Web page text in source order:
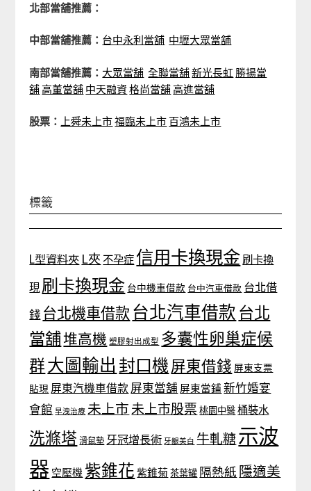
北部當舖推薦：
中部當舖推薦： 台中永利當舖 中壢大眾當舖
南部當舖推薦： 大眾當舖 全聯當舖新光長虹 勝揚當
舖高董當舖 中天融資格尚當舖高進當舖
股票： 上舜未上市福臨未上市 百鴻未上市
標籤
L型資料夾 L夾 不孕症 信用卡換現金 刷卡換
現 刷卡換現金 台中機車借款 台中汽車借款 台北借
錢 台北機車借款 台北汽車借款 台北
當舖堆高機 塑膠射出成型 多囊性卵巢症候
群大圖輸出 封口機 屏東借錢 屏東支票
貼現 屏東汽機車借款 屏東當舖 屏東當鋪 新竹婚宴
會館 早洩治療 未上市 未上市股票 桃園中醫 桶裝水
洗滌塔 滑鼠墊 牙冠增長術 牙齦美白 牛軋糖示波
器 空壓機 紫錐花 紫錐菊 茶葉罐 隔熱紙 隱適美